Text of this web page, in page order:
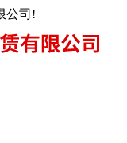
公司!